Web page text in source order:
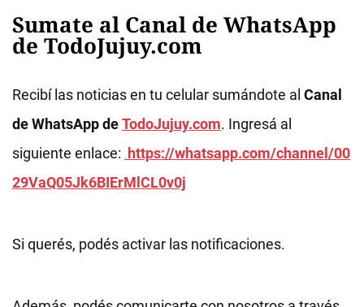
Sumate al Canal de WhatsApp
de TodoJujuy.com
Recibí las noticias en tu celular sumándote al Canal
de WhatsApp deTodoJujuy.com. Ingresá al
siguiente enlace: https://whatsapp.com/channel/00
29VaQ05Jk6BIErMlCL0v0j
Si querés, podés activar las notificaciones.